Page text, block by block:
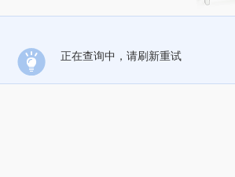
正在查询中，请刷新重试